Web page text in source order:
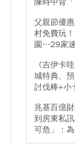
陳時中背
父親節優
村免費玩
園…29家
《吉伊卡
城特典、
討伐棒+小
兆基百億
到房東私
可危」：